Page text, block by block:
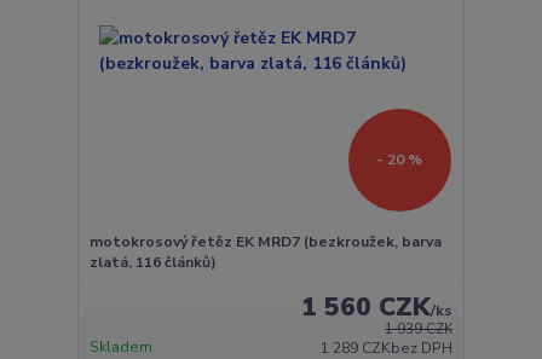
- 20 %
motokrosový řetěz EK MRD7 (bezkroužek, barva
zlatá, 116 článků)
1 939 CZK
1 560 CZK/ks
1 289 CZKbez DPH
Skladem